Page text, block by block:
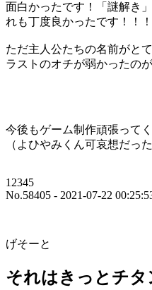
面白かったです！「謎解き
れも丁度良かったです！！！
ただ主人公たちの名前がと
ラストのオチが弱かったのが
今後もゲーム制作頑張って
（よひやみくん可哀想だった
12345
No.58405 - 2021-07-22
げそーと
それはきっとチ